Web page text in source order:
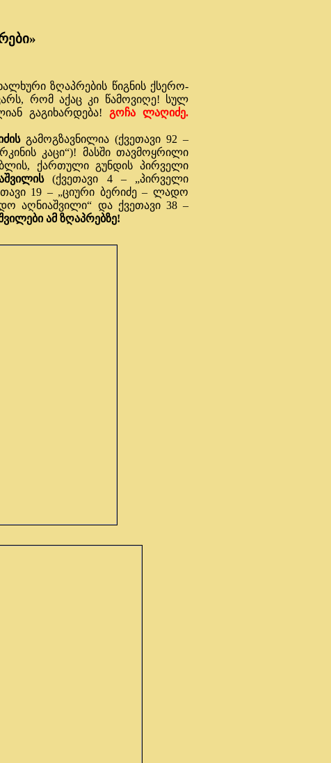
ზღაპრების წიგნის ქსერო-
რომ აქაც კი წამოვიღე! სულ
გაგიხარდება!გოჩა ლაღიძე.
გამოგზავნილია (ქვეთავი 92 –
კაცი“)! მასში თავმოყრილი
ქართული გუნდის პირველი
(ქვეთავი 4 – „პირველი
19 – „ციური ბერიძე – ლადო
აღნიაშვილი“ და ქვეთავი 38 –
ამ ზღაპრებზე!